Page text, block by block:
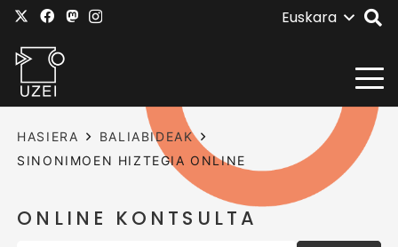
Euskara
HASIERA
BALIABIDEAK
SINONIMOEN HIZTEGIA ONLINE
ONLINE KONTSULTA